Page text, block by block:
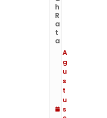
h
R
a
t
a
A
g
u
s
t
u
s